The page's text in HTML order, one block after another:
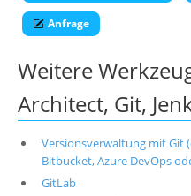
Anfrage
Weitere
Architect, Git,
Versionsverwaltung mit Git
Bitbucket, Azure DevOps
GitLab